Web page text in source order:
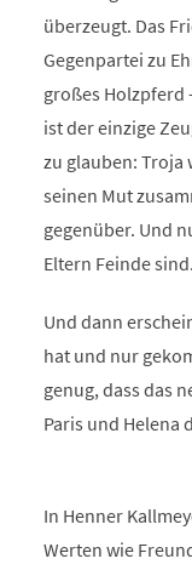
überzeugt. Das
Gegenpartei zu
großes Holzpferd
ist der einzige
zu glauben:
seinen Mut
gegenüber. Und
Eltern Feinde
Und dann
hat und nur
genug, dass das
Paris und Helena
In Henner
Werten wie